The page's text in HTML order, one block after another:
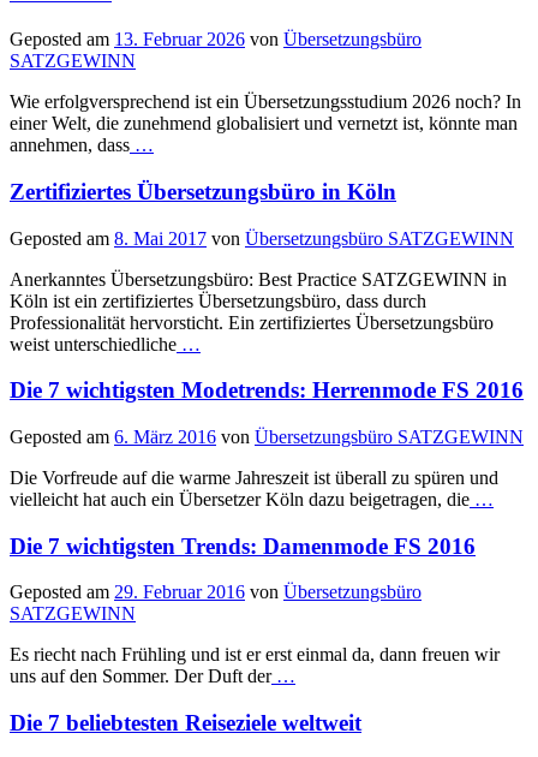
Geposted am 13. Februar 2026 von Übersetzungsbüro
SATZGEWINN
Wie erfolgversprechend ist ein Übersetzungsstudium 2026 noch? In
einer Welt, die zunehmend globalisiert und vernetzt ist, könnte man
annehmen, dass …
Zertifiziertes Übersetzungsbüro in Köln
Geposted am 8. Mai 2017 von Übersetzungsbüro SATZGEWINN
Anerkanntes Übersetzungsbüro: Best Practice SATZGEWINN in
Köln ist ein zertifiziertes Übersetzungsbüro, dass durch
Professionalität hervorsticht. Ein zertifiziertes Übersetzungsbüro
weist unterschiedliche …
Die 7 wichtigsten Modetrends: Herrenmode FS 2016
Geposted am 6. März 2016 von Übersetzungsbüro SATZGEWINN
Die Vorfreude auf die warme Jahreszeit ist überall zu spüren und
vielleicht hat auch ein Übersetzer Köln dazu beigetragen, die …
Die 7 wichtigsten Trends: Damenmode FS 2016
Geposted am 29. Februar 2016 von Übersetzungsbüro
SATZGEWINN
Es riecht nach Frühling und ist er erst einmal da, dann freuen wir
uns auf den Sommer. Der Duft der…
Die 7 beliebtesten Reiseziele weltweit